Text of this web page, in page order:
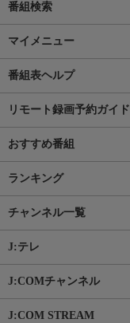
番組検索
マイメニュー
番組表ヘルプ
リモート録画予約ガイド
おすすめ番組
ランキング
チャンネル一覧
J:テレ
J:COMチャンネル
J:COM STREAM